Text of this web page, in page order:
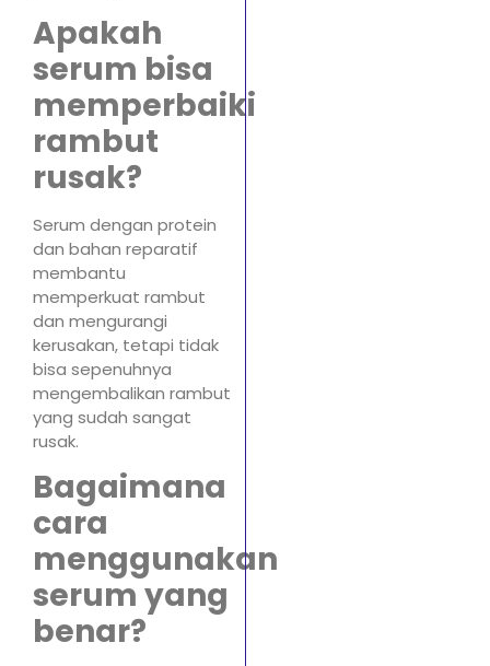
Apakah
serum bisa
memperbaiki
rambut
rusak?
Serum dengan protein
dan bahan reparatif
membantu
memperkuat rambut
dan mengurangi
kerusakan, tetapi tidak
bisa sepenuhnya
mengembalikan rambut
yang sudah sangat
rusak.
Bagaimana
cara
menggunakan
serum yang
benar?